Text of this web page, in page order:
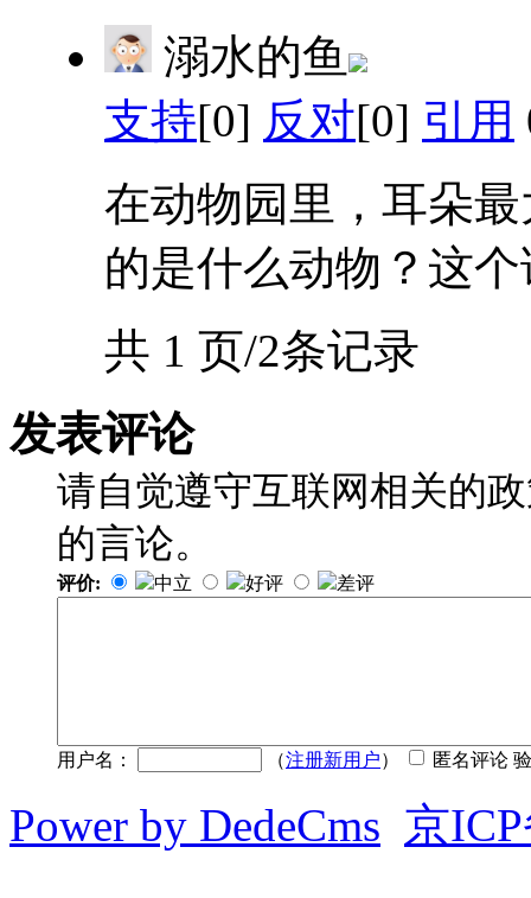
溺水的鱼
支持[0] 反对[0] 引用
在动物园里，耳朵
的是什么动物？这
共 1 页/2条记录
发表评论
请自觉遵守互联网相关的
的言论。
评价: 中立 好评 差评
用户名： （注册新用户） 匿名评论
Power by DedeCms 京